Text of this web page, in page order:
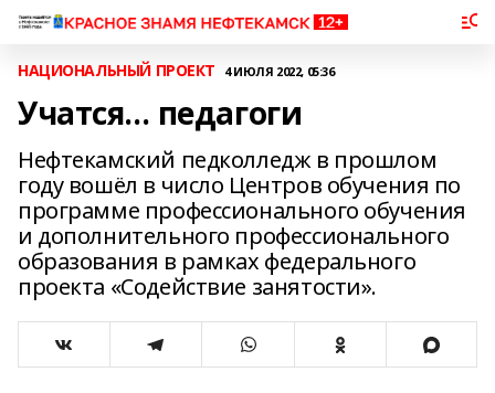
НАЦИОНАЛЬНЫЙ ПРОЕКТ 4 ИЮЛЯ 2022, 05:36
Учатся… педагоги
Нефтекамский педколледж в прошлом
году вошёл в число Центров обучения по
программе профессионального обучения
и дополнительного профессионального
образования в рамках федерального
проекта «Содействие занятости».